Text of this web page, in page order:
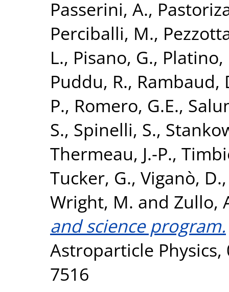
Passerini, A.,
Perciballi, M.,
L., Pisano, G., Platino,
Puddu, R., Rambaud,
P., Romero, G.E.,
S., Spinelli, S.,
Thermeau, J.-P.,
Tucker, G., Viganò, D.
Wright, M. and Zullo,
and science program.
Astroparticle Physics,
7516